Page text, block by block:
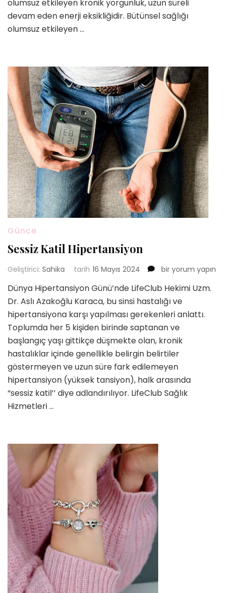
olumsuz etkileyen kronik yorgunluk, uzun süreli
devam eden enerji eksikliğidir. Bütünsel sağlığı
olumsuz etkileyen …
Günce
Sessiz Katil Hipertansiyon
Geliştirici: Sahika tarih 16 Mayıs 2024
Sessiz
Hipertansiyon
için
bir yorum yapın
Dünya Hipertansiyon Günü’nde LifeClub Hekimi Uzm.
Dr. Aslı Azakoğlu Karaca, bu sinsi hastalığı ve
hipertansiyona karşı yapılması gerekenleri anlattı.
Toplumda her 5 kişiden birinde saptanan ve
başlangıç yaşı gittikçe düşmekte olan, kronik
hastalıklar içinde genellikle belirgin belirtiler
göstermeyen ve uzun süre fark edilemeyen
hipertansiyon (yüksek tansiyon), halk arasında
“sessiz katil’’ diye adlandırılıyor. LifeClub Sağlık
Hizmetleri …